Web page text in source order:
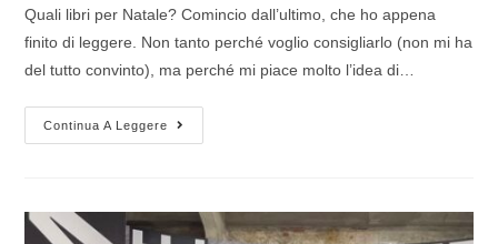
Quali libri per Natale? Comincio dall’ultimo, che ho appena
finito di leggere. Non tanto perché voglio consigliarlo (non mi ha
del tutto convinto), ma perché mi piace molto l’idea di…
Continua A Leggere